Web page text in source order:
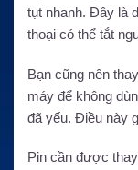
tụt nhanh. Đây là
thoại có thể tắt
Bạn cũng nên
máy để không
đã yếu. Điều này
Pin cần được